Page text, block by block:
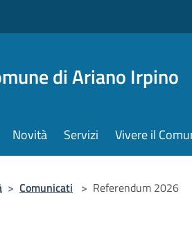
di Ariano Irpino
Novità Servizi Vivere il
> Comunicati > Referendum 2026